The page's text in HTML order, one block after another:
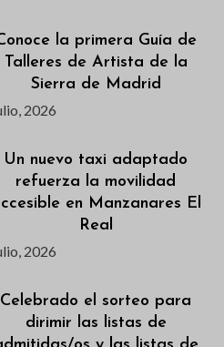
la primera Guía de
Talleres de Artista de la
Sierra de Madrid
2026
Un nuevo taxi adaptado
refuerza la movilidad
en Manzanares El
Real
2026
Celebrado el sorteo para
dirimir las listas de